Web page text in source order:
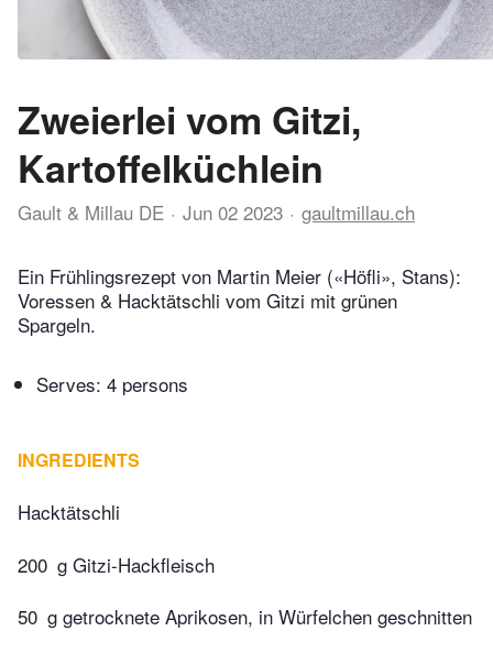
Zweierlei vom Gitzi,
Kartoffelküchlein
Gault & Millau DE Jun 02 2023 gaultmillau.ch
Ein Frühlingsrezept von Martin Meier («Höfli», Stans):
Voressen & Hacktätschli vom Gitzi mit grünen
Spargeln.
Serves: 4 persons
INGREDIENTS
Hacktätschli
200 g Gitzi-Hackfleisch
50 g getrocknete Aprikosen, in Würfelchen geschnitten